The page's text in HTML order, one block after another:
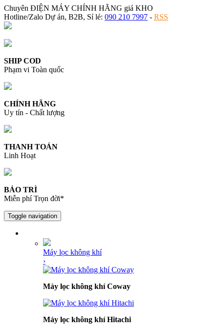
Chuyên ĐIỆN MÁY CHÍNH HÃNG giá KHO
Hotline/Zalo Dự án, B2B, Sỉ lẻ: 090 210 7997 - RSS
SHIP COD
Phạm vi Toàn quốc
CHÍNH HÃNG
Uy tín - Chất lượng
THANH TOÁN
Linh Hoạt
BẢO TRÌ
Miễn phí Trọn đời*
Toggle navigation
Máy lọc không khí
›
Máy lọc không khí Coway
Máy lọc không khí Hitachi